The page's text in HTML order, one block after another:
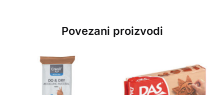
Povezani proizvodi